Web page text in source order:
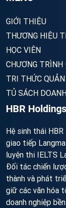
GIỚI THIỆU
THƯƠNG HIỆU
HỌC VIÊN
CHƯƠNG
TRI THỨC
TỦ SÁCH
HBR Holdings
Hệ sinh thái
giao tiếp
luyện thi IELTS
Đối tác chiến
thành và phát
giữ các văn hóa
doanh nghiệp